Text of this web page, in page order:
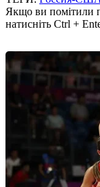
Якщо ви помітили
натисніть Ctrl +